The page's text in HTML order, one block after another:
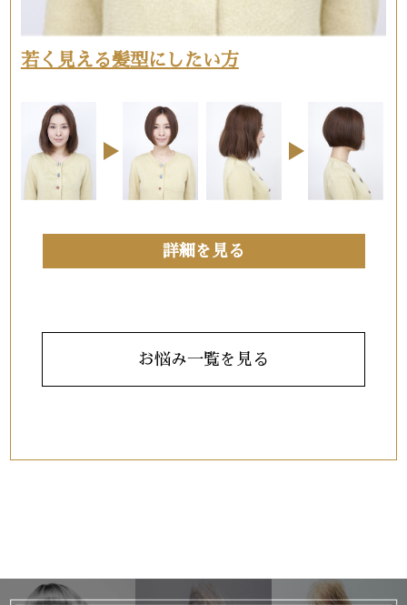
若く見える髪型にしたい方
詳細を見る
お悩み一覧を見る